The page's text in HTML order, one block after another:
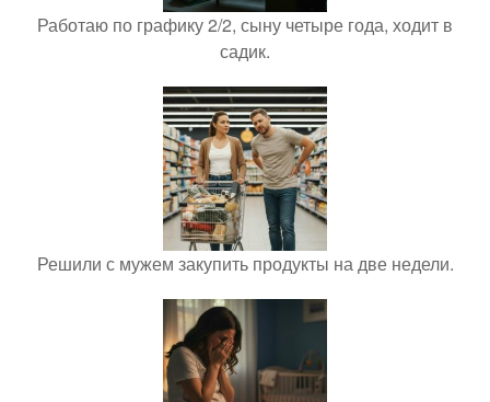
Работаю по графику 2/2, сыну четыре года, ходит в
садик.
Решили с мужем закупить продукты на две недели.